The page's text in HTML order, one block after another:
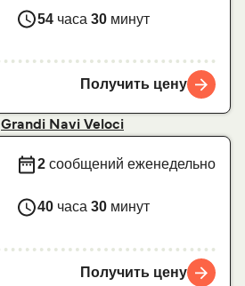
54 часа 30 минут
Получить цену
Grandi Navi Veloci
2 сообщений еженедельно
40 часа 30 минут
Получить цену